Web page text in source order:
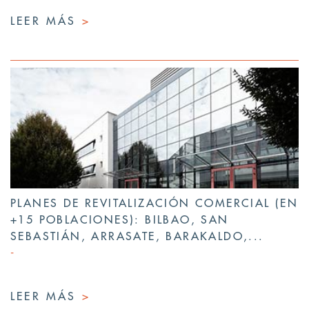
LEER MÁS >
PLANES DE REVITALIZACIÓN COMERCIAL (EN
+15 POBLACIONES): BILBAO, SAN
SEBASTIÁN, ARRASATE, BARAKALDO,...
LEER MÁS >